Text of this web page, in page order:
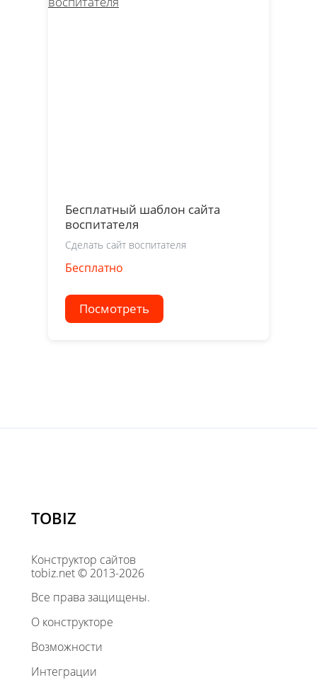
Бесплатный шаблон сайта
воспитателя
Сделать сайт воспитателя
Бесплатно
Посмотреть
TOBIZ
Конструктор сайтов
tobiz.net © 2013-2026
Все права защищены.
О конструкторе
Возможности
Интеграции